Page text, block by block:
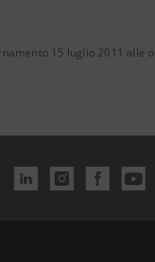
15 luglio 2011 alle